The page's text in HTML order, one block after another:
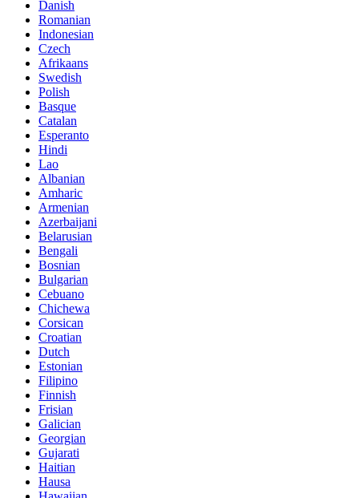
Danish
Romanian
Indonesian
Czech
Afrikaans
Swedish
Polish
Basque
Catalan
Esperanto
Hindi
Lao
Albanian
Amharic
Armenian
Azerbaijani
Belarusian
Bengali
Bosnian
Bulgarian
Cebuano
Chichewa
Corsican
Croatian
Dutch
Estonian
Filipino
Finnish
Frisian
Galician
Georgian
Gujarati
Haitian
Hausa